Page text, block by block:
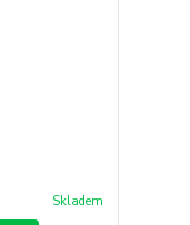
Skladem